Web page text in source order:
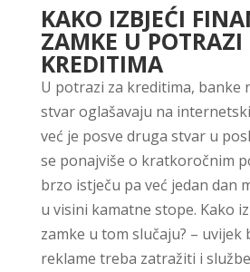
KAKO IZBJEĆI
ZAMKE U POTRAZI
KREDITIMA
U potrazi za kreditima, banke
stvar oglašavaju na
već je posve druga stvar u
se ponajviše o kratkoročnim
brzo istječu pa već jedan dan
u visini kamatne stope. Kako
zamke u tom slučaju? – uvijek
reklame treba zatražiti i